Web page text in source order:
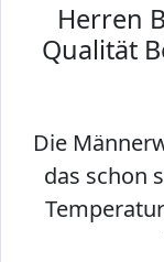
Herren
Qualität
Die
das schon